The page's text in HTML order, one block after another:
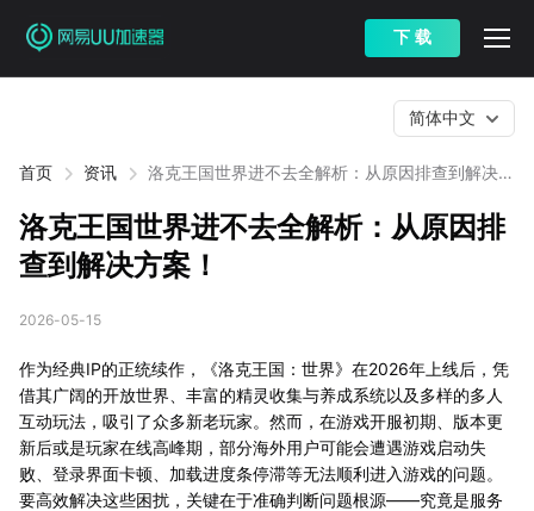
下 载
首页 资讯
洛克王国世界进不去全解析：从原因排查到解决方
简体中文
洛克王国世界进不去全解析：从原因排
查到解决方案！
2026-05-15
作为经典IP的正统续作，《洛克王国：世界》在2026年上线后，凭
借其广阔的开放世界、丰富的精灵收集与养成系统以及多样的多人
互动玩法，吸引了众多新老玩家。然而，在游戏开服初期、版本更
新后或是玩家在线高峰期，部分海外用户可能会遭遇游戏启动失
败、登录界面卡顿、加载进度条停滞等无法顺利进入游戏的问题。
要高效解决这些困扰，关键在于准确判断问题根源——究竟是服务